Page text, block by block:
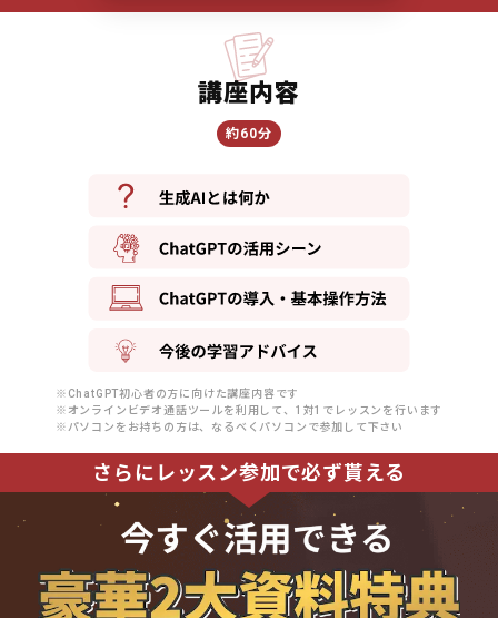
講座内容
約60分
※ChatGPT初心者の方に向けた講座内容です
※オンラインビデオ通話ツールを利用して、1対1でレッスンを行います
※パソコンをお持ちの方は、なるべくパソコンで参加して下さい
さらにレッスン参加で必ず貰える